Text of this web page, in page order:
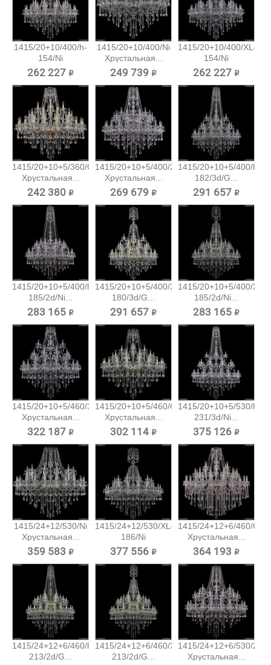
1415/20+10/400/h-
154/Ni
Хрустальная...
262 227 ₽
1415/20+10/400/Ni
Хрустальная...
249 739 ₽
1415/20+10/400/XL-
154/Ni
Хрустальная...
262 227 ₽
1415/20+10+5/360/G
Хрустальная...
242 380 ₽
1415/20+10+5/400/2d/Ni
Хрустальная...
269 679 ₽
1415/20+10+5/400/h-
182/3d/G...
291 657 ₽
1415/20+10+5/400/h-
185/2d/Ni...
283 165 ₽
1415/20+10+5/400/XL-
180/3d/G...
291 657 ₽
1415/20+10+5/400/XL-
185/2d/Ni...
283 165 ₽
1415/20+10+5/460/3d/Ni
Хрустальная...
322 187 ₽
1415/20+10+5/460/G
Хрустальная...
302 114 ₽
1415/20+10+5/530/h-
231/3d/Ni...
375 126 ₽
1415/24+12/530/Ni
Хрустальная...
359 583 ₽
1415/24+12/530/XL-
186/Ni
Хрустальная...
377 556 ₽
1415/24+12+6/460/G
Хрустальная...
364 193 ₽
1415/24+12+6/460/h-
213/2d/G...
1415/24+12+6/460/XL-
213/2d/G...
1415/24+12+6/530/2d/
Хрустальная...